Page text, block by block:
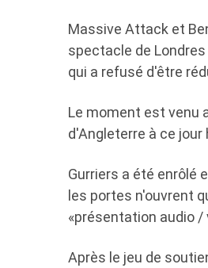
Massive Attack et
spectacle de
qui a refusé d'être
Le moment est venu
d'Angleterre à ce jour
Gurriers a été enrôlé
les portes n'ouvrent
«présentation audio /
Après le jeu de